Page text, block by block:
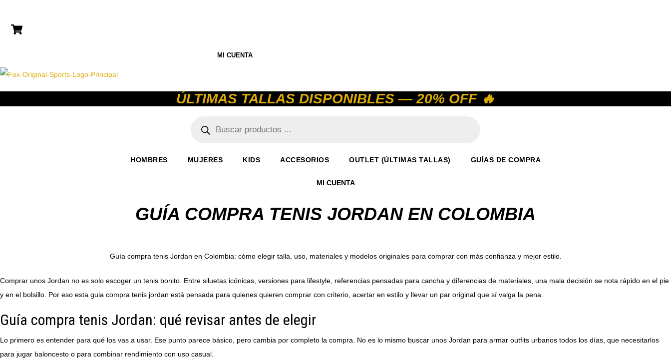
MI CUENTA
ÚLTIMAS TALLAS DISPONIBLES — 20% OFF 🔥
productos
HOMBRES MUJERES KIDS ACCESORIOS OUTLET (ÚLTIMAS TALLAS) GUÍAS DE COMPRA
MI CUENTA
GUÍA COMPRA TENIS JORDAN EN COLOMBIA
Guía compra tenis Jordan en Colombia: cómo elegir talla, uso, materiales y modelos originales para comprar con más confianza y mejor estilo.
Comprar unos Jordan no es solo escoger un tenis bonito. Entre siluetas icónicas, versiones para lifestyle, referencias pensadas para cancha y diferencias de materiales, una mala decisión se nota rápido en el pie
y en el bolsillo. Por eso esta guia compra tenis jordan está pensada para quienes quieren comprar con criterio, acertar en estilo y llevar un par original que sí valga la pena.
Guía compra tenis Jordan: qué revisar antes de elegir
Lo primero es entender para qué los vas a usar. Ese punto parece básico, pero cambia por completo la compra. No es lo mismo buscar unos Jordan para armar outfits urbanos todos los días, que necesitarlos
para jugar baloncesto o para combinar rendimiento con uso casual.